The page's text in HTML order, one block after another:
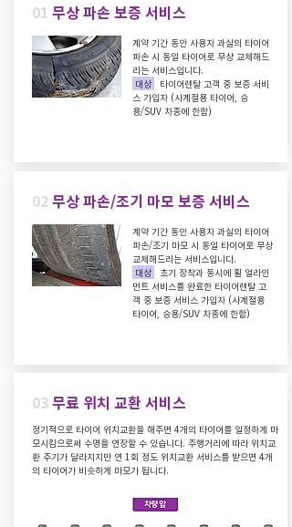
01 무상 파손 보증 서비스
계약 기간 동안 사용자 과실의 타이어
파손 시 동일 타이어로 무상 교체해드
리는 서비스입니다.
대상
타이어렌탈 고객 중 보증 서비
스 가입자 (사계절용 타이어, 승
용/SUV 차종에 한함)
02무상 파손/조기 마모 보증 서비스
계약 기간 동안 사용자 과실의 타이어
파손/조기 마모 시 동일 타이어로 무상
교체해드리는 서비스입니다.
대상
초기 장착과 동시에 휠 얼라인
먼트 서비스를 완료한 타이어렌탈 고
객 중 보증 서비스 가입자 (사계절용
타이어, 승용/SUV 차종에 한함)
03무료 위치 교환 서비스
정기적으로 타이어 위치교환을 해주면 4개의 타이어를 일정하게 마
모시킴으로써 수명을 연장할 수 있습니다. 주행거리에 따라 위치교
환 주기가 달라지지만 연 1회 정도 위치교환 서비스를 받으면 4개
의 타이어가 비슷하게 마모가 됩니다.